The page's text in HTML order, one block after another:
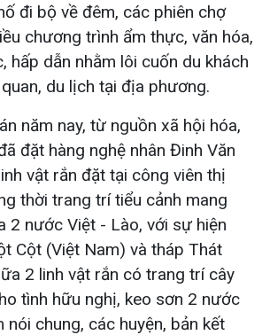
đi bộ về đêm, các phiên chợ
chương trình ẩm thực, văn hóa,
hấp dẫn nhằm lôi cuốn du khách
du lịch tại địa phương.
năm nay, từ nguồn xã hội hóa,
đặt hàng nghệ nhân Đinh Văn
vật rắn đặt tại công viên thị
thời trang trí tiểu cảnh mang
2 nước Việt - Lào, với sự hiện
Cột (Việt Nam) và tháp Thát
2 linh vật rắn có trang trí cây
tình hữu nghị, keo sơn 2 nước
nói chung, các huyện, bản kết